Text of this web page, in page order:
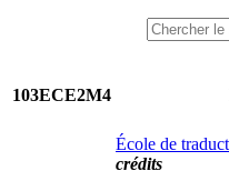
103ECE2M4
École de
crédits